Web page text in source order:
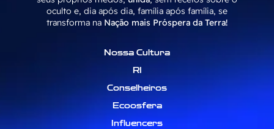
oculto e, dia após dia, família após família, se
transforma na Nação mais Próspera da Terra!
Nossa Cultura
RI
Conselheiros
Ecoosfera
Influencers